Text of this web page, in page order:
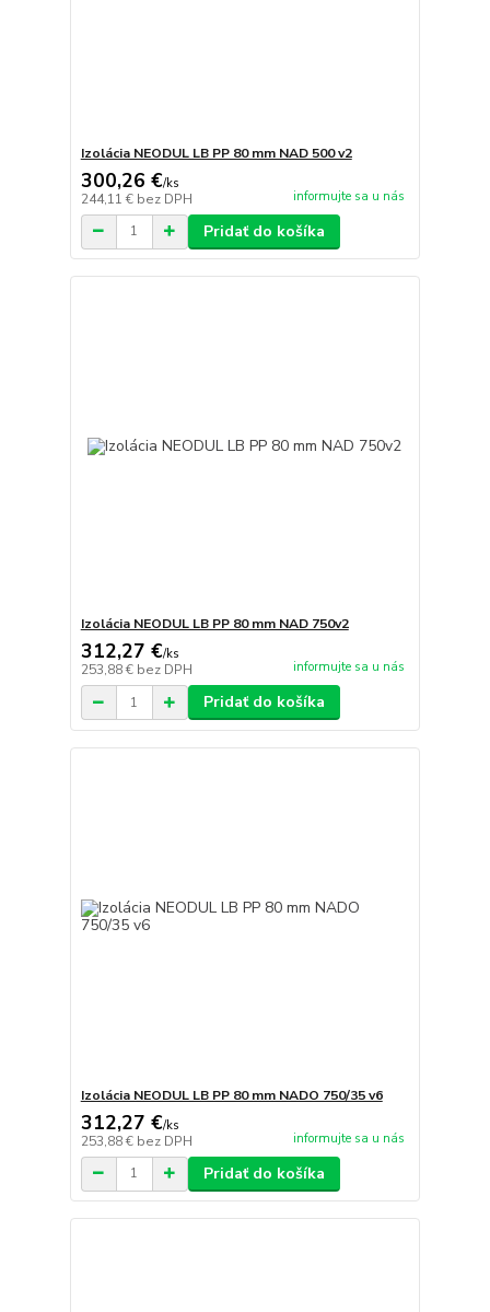
Izolácia NEODUL LB PP 80 mm NAD 500 v2
300,26 €/ks
244,11 € bez DPH informujte sa u nás
Pridať do košíka
Izolácia NEODUL LB PP 80 mm NAD 750v2
312,27 €/ks
253,88 € bez DPH informujte sa u nás
Pridať do košíka
Izolácia NEODUL LB PP 80 mm NADO 750/35 v6
312,27 €/ks
253,88 € bez DPH informujte sa u nás
Pridať do košíka